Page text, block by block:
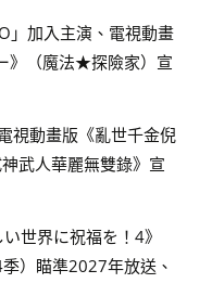
」加入主演、電視動畫
》（魔法★探險家）宣
視動畫版《亂世千金倪
武人華麗無雙錄》宣
世界に祝福を！4》
）瞄準2027年放送、